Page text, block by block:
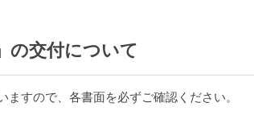
の交付について
すので、各書面を必ずご確認ください。